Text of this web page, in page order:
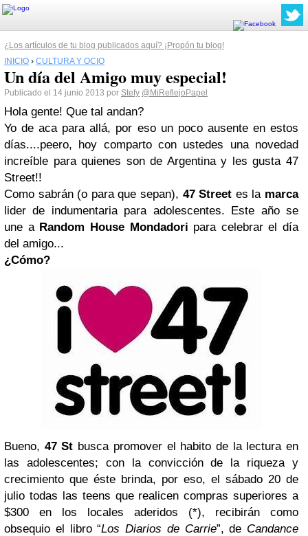
¿Los artículos de tu blog publicados aquí? ¡Propón tu blog!
INICIO › CULTURA Y OCIO
Un día del Amigo muy especial!
Publicado el 14 junio 2013 por Stefy @MiReflejoPapel
Hola gente! Que tal andan?
Yo de aca para allá, por eso un poco ausente en estos
días....peero, hoy comparto con ustedes una novedad
increíble para quienes son de Argentina y les gusta 47
Street!!
Como sabrán (o para que sepan), 47 Street es la marca
lider de indumentaria para adolescentes. Este año se
une a Random House Mondadori para celebrar el día
del amigo...
¿Cómo?
Bueno, 47 St busca promover el habito de la lectura en
las adolescentes; con la convicción de la riqueza y
crecimiento que éste brinda, por eso, el sábado 20 de
julio todas las teens que realicen compras superiores a
$300 en los locales aderidos (*), recibirán como
obsequio el libro “Los Diarios de Carrie”, de Candance